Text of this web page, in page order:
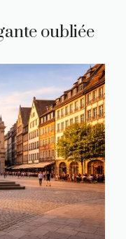
oubliée